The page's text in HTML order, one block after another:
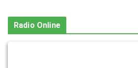
Radio Online